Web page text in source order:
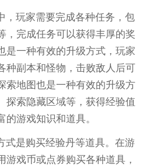
，玩家需要完成各种任务，包
，完成任务可以获得丰厚的奖
是一种有效的升级方式，玩家
种副本和怪物，击败敌人后可
索地图也是一种有效的升级方
探索隐藏区域等，获得经验值
游戏知识和道具。
式是购买经验丹等道具。在游
游戏币或点券购买各种道具，